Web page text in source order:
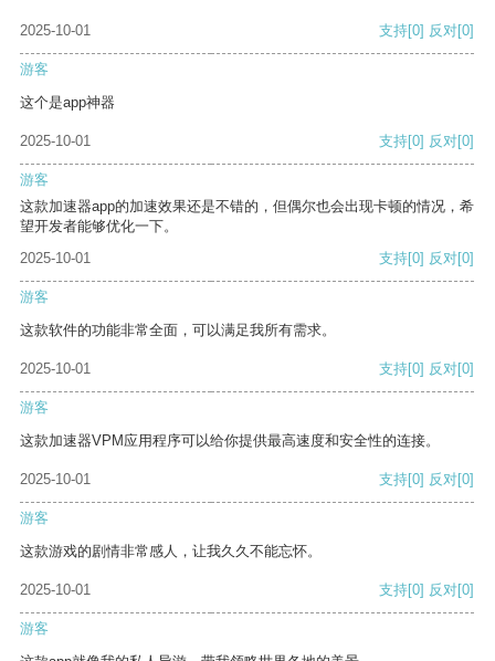
2025-10-01 支持[0] 反对[0]
游客
这个是app神器
2025-10-01 支持[0] 反对[0]
游客
这款加速器app的加速效果还是不错的，但偶尔也会出现卡顿的情况，希
望开发者能够优化一下。
2025-10-01
支持[0] 反对[0]
游客
这款软件的功能非常全面，可以满足我所有需求。
2025-10-01 支持[0] 反对[0]
游客
这款加速器VPM应用程序可以给你提供最高速度和安全性的连接。
2025-10-01 支持[0] 反对[0]
游客
这款游戏的剧情非常感人，让我久久不能忘怀。
2025-10-01 支持[0] 反对[0]
游客